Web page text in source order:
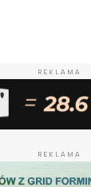
REKLAMA
REKLAMA